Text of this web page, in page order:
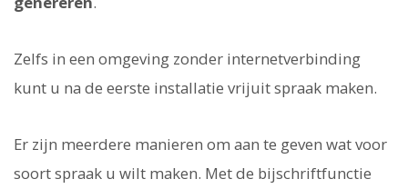
Zelfs in een omgeving zonder internetverbinding
kunt u na de eerste installatie vrijuit spraak maken.
Er zijn meerdere manieren om aan te geven wat voor
soort spraak u wilt maken. Met de bijschriftfunctie